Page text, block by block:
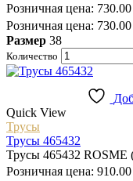
Розничная цена: 730.00
Розничная цена: 730.00
Размер 38
Количество
Quick View
Трусы
Трусы 465432
Трусы 465432 ROSME
Розничная цена: 910.00